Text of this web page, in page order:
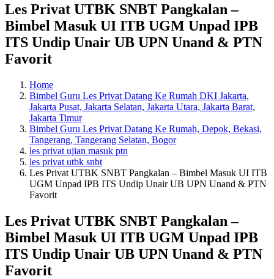
Les Privat UTBK SNBT Pangkalan –
Bimbel Masuk UI ITB UGM Unpad IPB
ITS Undip Unair UB UPN Unand & PTN
Favorit
Home
Bimbel Guru Les Privat Datang Ke Rumah DKI Jakarta,
Jakarta Pusat, Jakarta Selatan, Jakarta Utara, Jakarta Barat,
Jakarta Timur
Bimbel Guru Les Privat Datang Ke Rumah, Depok, Bekasi,
Tangerang, Tangerang Selatan, Bogor
les privat ujian masuk ptn
les privat utbk snbt
Les Privat UTBK SNBT Pangkalan – Bimbel Masuk UI ITB
UGM Unpad IPB ITS Undip Unair UB UPN Unand & PTN
Favorit
Les Privat UTBK SNBT Pangkalan –
Bimbel Masuk UI ITB UGM Unpad IPB
ITS Undip Unair UB UPN Unand & PTN
Favorit